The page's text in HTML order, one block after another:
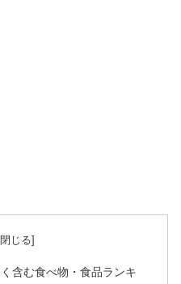
含む食べ物・食品ランキ